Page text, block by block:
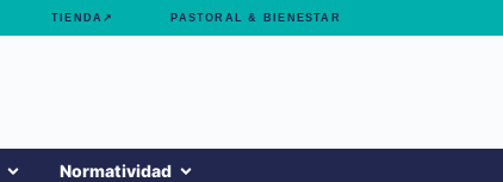
TIENDA↗ PASTORAL & BIENESTAR
Normatividad